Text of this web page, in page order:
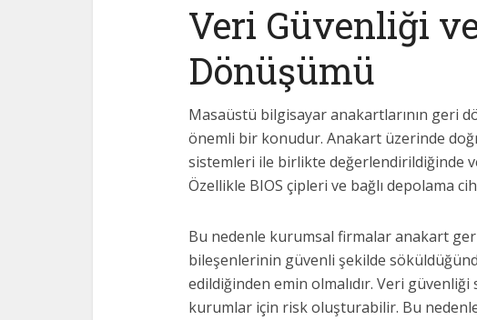
Veri Güvenliği
Dönüşümü
Masaüstü bilgisayar anakartlarının geri
önemli bir konudur. Anakart üzerinde
sistemleri ile birlikte değerlendirildiğinde
Özellikle BIOS çipleri ve bağlı depolama
Bu nedenle kurumsal firmalar anakart
bileşenlerinin güvenli şekilde
edildiğinden emin olmalıdır. Veri güvenliği
kurumlar için risk oluşturabilir. Bu